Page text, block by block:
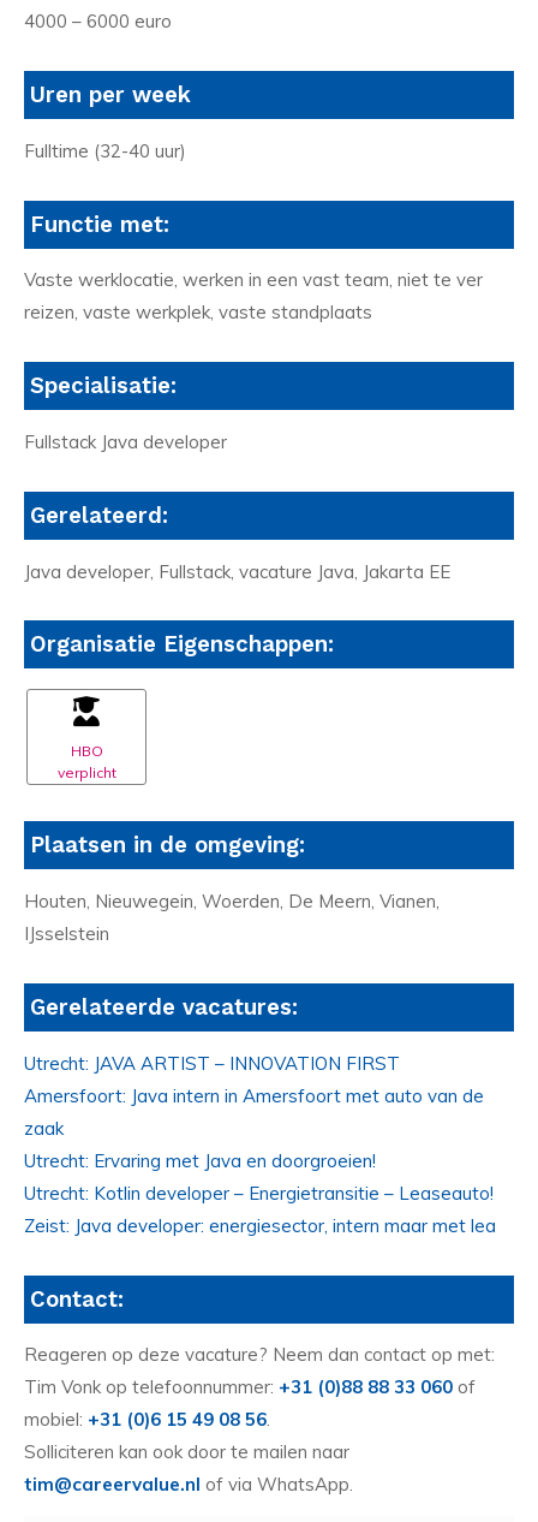
4000 – 6000 euro
Uren per week
Fulltime (32-40 uur)
Functie met:
Vaste werklocatie, werken in een vast team, niet te ver
reizen, vaste werkplek, vaste standplaats
Specialisatie:
Fullstack Java developer
Gerelateerd:
Java developer, Fullstack, vacature Java, Jakarta EE
Organisatie Eigenschappen:
HBO
verplicht
Plaatsen in de omgeving:
Houten, Nieuwegein, Woerden, De Meern, Vianen,
IJsselstein
Gerelateerde vacatures:
Utrecht: JAVA ARTIST – INNOVATION FIRST
Amersfoort: Java intern in Amersfoort met auto van de
zaak
Utrecht: Ervaring met Java en doorgroeien!
Utrecht: Kotlin developer – Energietransitie – Leaseauto!
Zeist: Java developer: energiesector, intern maar met lea
Contact:
Reageren op deze vacature? Neem dan contact op met:
Tim Vonk op telefoonnummer: +31 (0)88 88 33 060 of
mobiel: +31 (0)6 15 49 08 56.
Solliciteren kan ook door te mailen naar
tim@careervalue.nl of via WhatsApp.